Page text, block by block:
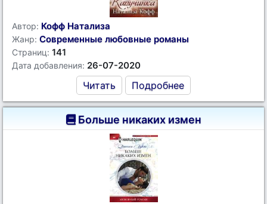
Автор: Кофф Натализа
Жанр: Современные любовные романы
Страниц: 141
Дата добавления: 26-07-2020
Читать Подробнее
Больше никаких измен